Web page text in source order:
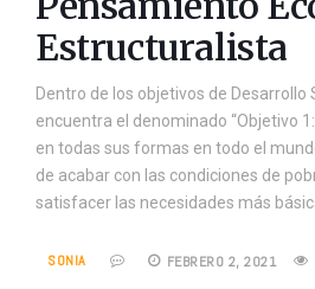
Estructuralista
Dentro de los objetivos de Desarrollo
encuentra el denominado “Objetivo
en todas sus formas en todo el
de acabar con las condiciones de
satisfacer las necesidades más
SONIA FEBRERO 2, 2021